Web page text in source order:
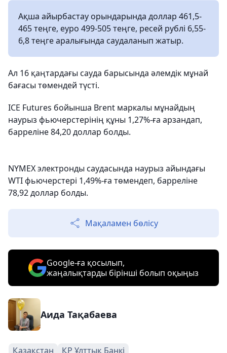
Ақша айырбастау орындарында доллар 461,5-
465 теңге, еуро 499-505 теңге, ресей рублі 6,55-
6,8 теңге аралығында саудаланып жатыр.
Ал 16 қаңтардағы сауда барысында әлемдік мұнай
бағасы төмендей түсті.
ICE Futures бойынша Brent маркалы мұнайдың
наурыз фьючерстерінің құны 1,27%-ға арзандап,
барреліне 84,20 доллар болды.
NYMEX электронды саудасында наурыз айындағы
WTI фьючерстері 1,49%-ға төмендеп, барреліне
78,92 доллар болды.
Мақаламен бөлісу
Google-ға қосылып,
жаңалықтарды бірінші болып оқыңыз
Аида Тақабаева
Қазақстан ҚР Ұлттық Банкі